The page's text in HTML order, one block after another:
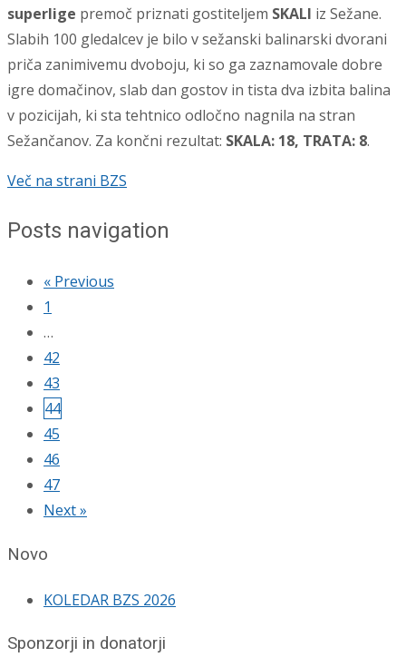
superlige premoč priznati gostiteljem SKALI iz Sežane.
Slabih 100 gledalcev je bilo v sežanski balinarski dvorani
priča zanimivemu dvoboju, ki so ga zaznamovale dobre
igre domačinov, slab dan gostov in tista dva izbita balina
v pozicijah, ki sta tehtnico odločno nagnila na stran
Sežančanov. Za končni rezultat: SKALA: 18, TRATA: 8.
Več na strani BZS
Posts navigation
« Previous
1
…
42
43
44
45
46
47
Next »
Novo
KOLEDAR BZS 2026
Sponzorji in donatorji